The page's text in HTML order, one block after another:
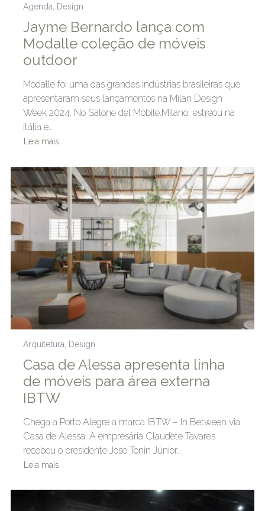
Agenda Design
Jayme Bernardo lança com
Modalle coleção de móveis
outdoor
Modalle foi uma das grandes indústrias brasileiras que
apresentaram seus lançamentos na Milan Design
Week 2024. No Salone del Mobile.Milano, estreou na
Itália e…
Leia mais
Arquitetura Design
Casa de Alessa apresenta linha
de móveis para área externa
IBTW
Chega a Porto Alegre a marca IBTW – In Between via
Casa de Alessa. A empresária Claudete Tavares
recebeu o presidente José Tonin Júnior…
Leia mais